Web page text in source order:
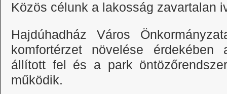
Közös célunk a lakosság zavartalan
Hajdúhadház Város
komfortérzet növelése
állított fel és a park
működik.